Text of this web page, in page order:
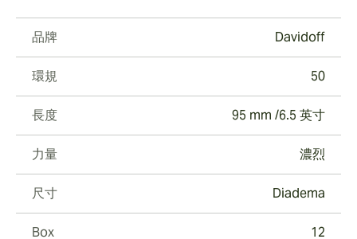
品牌 Davidoff
環規 50
長度 95 mm /6.5 英寸
力量 濃烈
尺寸 Diadema
Box 12